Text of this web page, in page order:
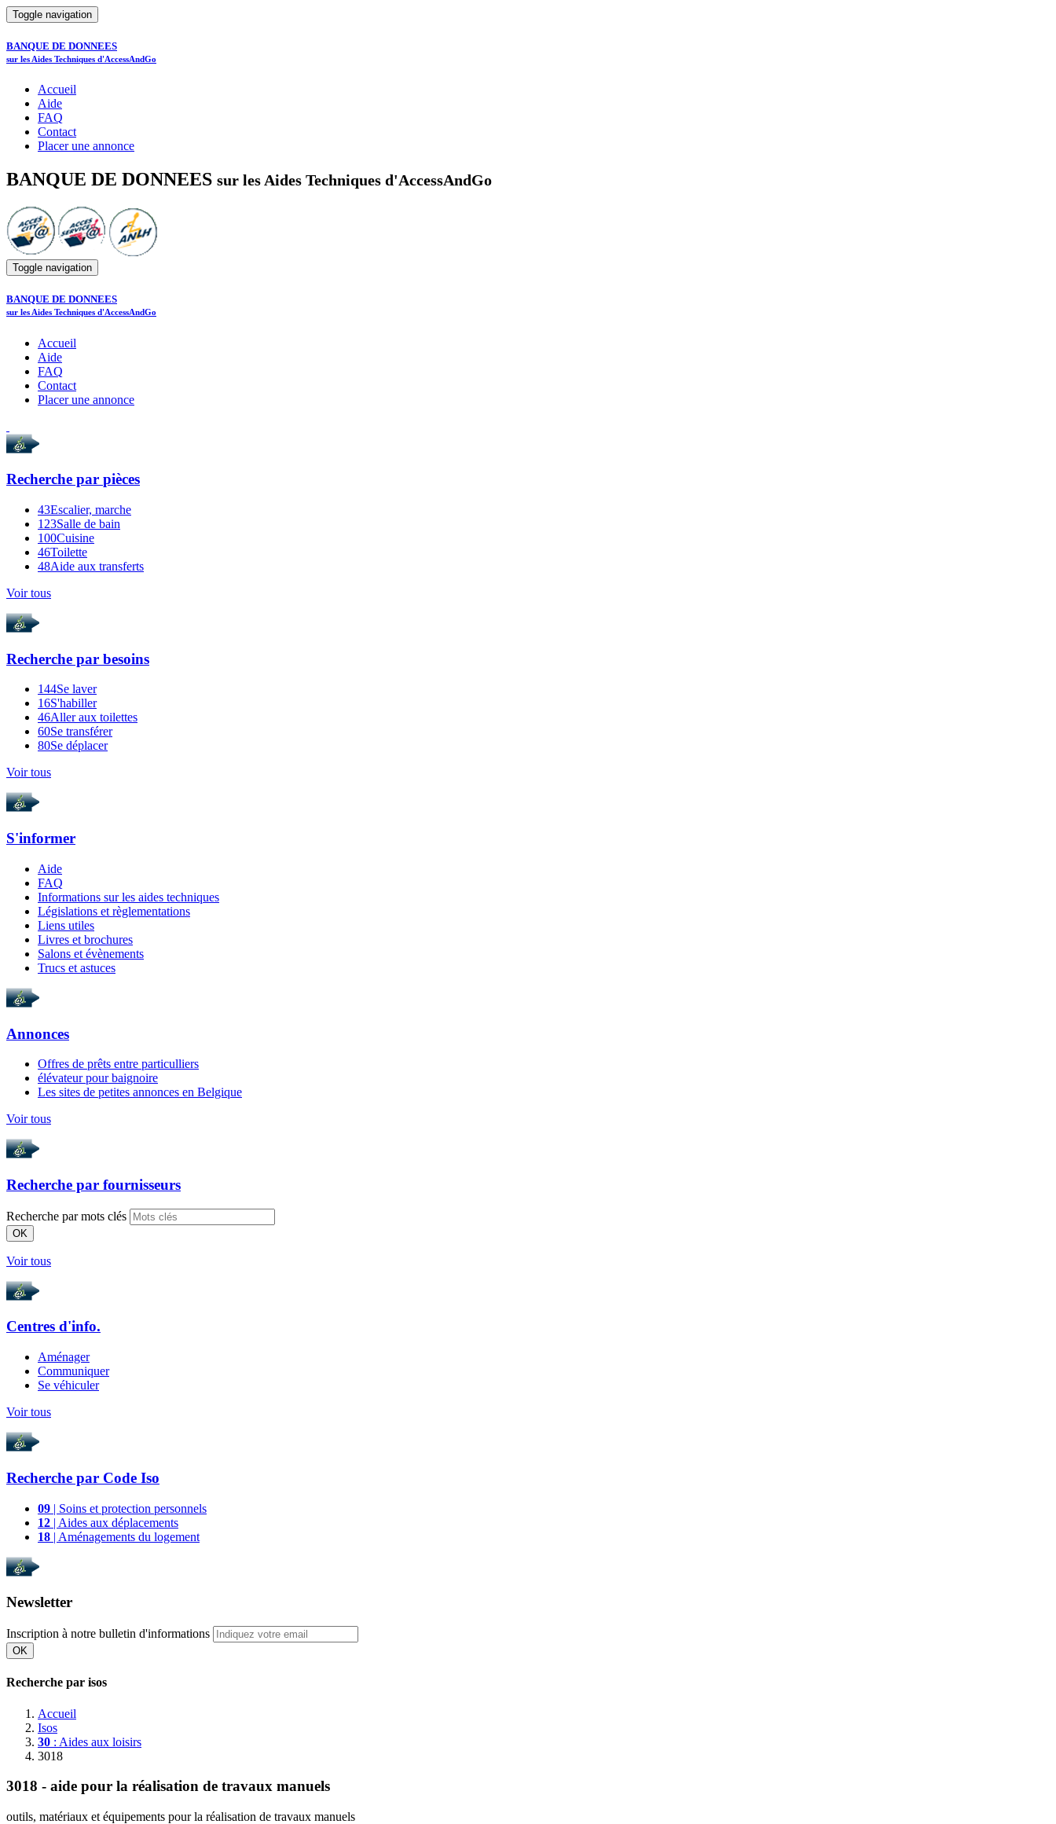
Toggle navigation
BANQUE DE DONNEES
sur les Aides Techniques d'AccessAndGo
Accueil
Aide
FAQ
Contact
Placer une annonce
BANQUE DE DONNEES sur les Aides Techniques d'AccessAndGo
Toggle navigation
BANQUE DE DONNEES
sur les Aides Techniques d'AccessAndGo
Accueil
Aide
FAQ
Contact
Placer une annonce
Recherche par pièces
43Escalier, marche
123Salle de bain
100Cuisine
46Toilette
48Aide aux transferts
Voir tous
Recherche par besoins
144Se laver
16S'habiller
46Aller aux toilettes
60Se transférer
80Se déplacer
Voir tous
S'informer
Aide
FAQ
Informations sur les aides techniques
Législations et règlementations
Liens utiles
Livres et brochures
Salons et évènements
Trucs et astuces
Annonces
Offres de prêts entre particulliers
élévateur pour baignoire
Les sites de petites annonces en Belgique
Voir tous
Recherche par fournisseurs
Recherche par mots clés
OK
Voir tous
Centres d'info.
Aménager
Communiquer
Se véhiculer
Voir tous
Recherche par Code Iso
09 | Soins et protection personnels
12 | Aides aux déplacements
18 | Aménagements du logement
Newsletter
Inscription à notre bulletin d'informations
OK
Recherche par isos
Accueil
Isos
30 : Aides aux loisirs
3018
3018 - aide pour la réalisation de travaux manuels
outils, matériaux et équipements pour la réalisation de travaux manuels